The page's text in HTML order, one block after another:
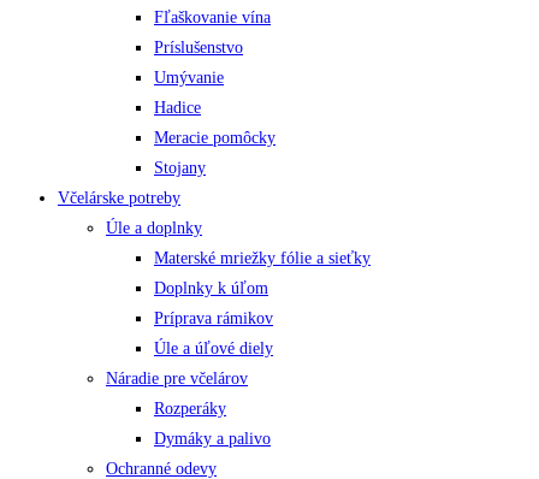
Fľaškovanie vína
Príslušenstvo
Umývanie
Hadice
Meracie pomôcky
Stojany
Včelárske potreby
Úle a doplnky
Materské mriežky fólie a sieťky
Doplnky k úľom
Príprava rámikov
Úle a úľové diely
Náradie pre včelárov
Rozperáky
Dymáky a palivo
Ochranné odevy